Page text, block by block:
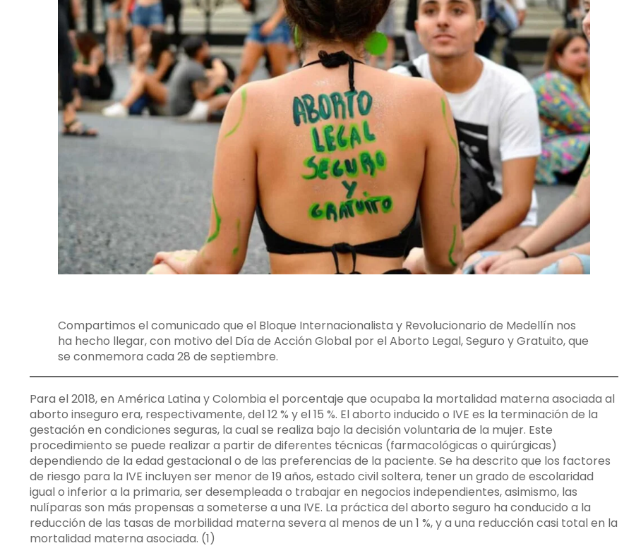
Compartimos el comunicado que el Bloque Internacionalista y Revolucionario de Medellín nos
ha hecho llegar, con motivo del Día de Acción Global por el Aborto Legal, Seguro y Gratuito, que
se conmemora cada 28 de septiembre.
Para el 2018, en América Latina y Colombia el porcentaje que ocupaba la mortalidad materna asociada al
aborto inseguro era, respectivamente, del 12 % y el 15 %. El aborto inducido o IVE es la terminación de la
gestación en condiciones seguras, la cual se realiza bajo la decisión voluntaria de la mujer. Este
procedimiento se puede realizar a partir de diferentes técnicas (farmacológicas o quirúrgicas)
dependiendo de la edad gestacional o de las preferencias de la paciente. Se ha descrito que los factores
de riesgo para la IVE incluyen ser menor de 19 años, estado civil soltera, tener un grado de escolaridad
igual o inferior a la primaria, ser desempleada o trabajar en negocios independientes, asimismo, las
nulíparas son más propensas a someterse a una IVE. La práctica del aborto seguro ha conducido a la
reducción de las tasas de morbilidad materna severa al menos de un 1 %, y a una reducción casi total en la
mortalidad materna asociada. (1)